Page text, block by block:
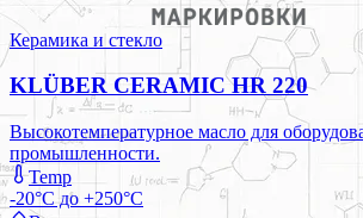
Керамика и стекло
KLÜBER CERAMIC HR 220
Высокотемпературное масло для
промышленности.
Temp
-20°C до +250°C